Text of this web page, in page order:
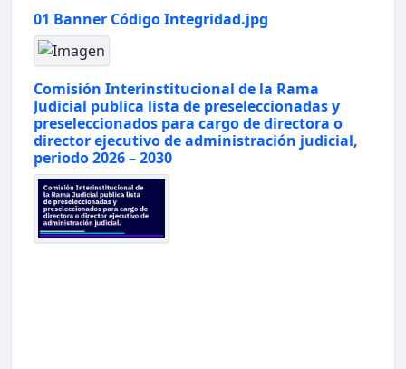
01 Banner Código Integridad.jpg
Comisión Interinstitucional de la Rama
Judicial publica lista de preseleccionadas y
preseleccionados para cargo de directora o
director ejecutivo de administración judicial,
periodo 2026 – 2030